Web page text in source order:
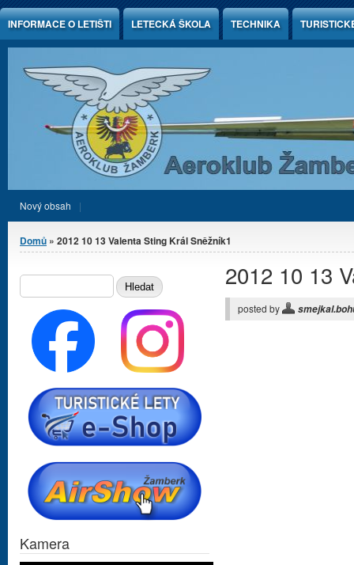
Jump to Content
INFORMACE O LETIŠTI LETECKÁ ŠKOLA TECHNIKA
Nový obsah
Jste zde
Domů » 2012 10 13 Valenta Sting Král Sněžník1
2012 10 13
posted by
Vyhledávání
Kamera